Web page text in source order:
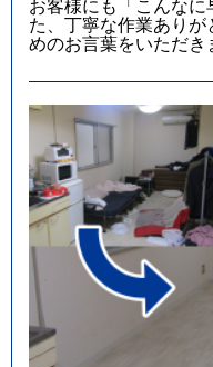
お客様にも「こんな
た、丁寧な作業あり
めのお言葉をいただき